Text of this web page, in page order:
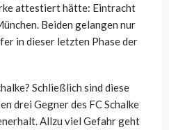
attestiert hätte: Eintracht
Beiden gelangen nur
in dieser letzten Phase der
Schließlich sind diese
drei Gegner des FC Schalke
Allzu viel Gefahr geht